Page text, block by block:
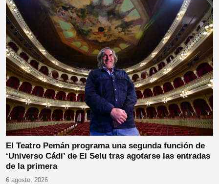
El Teatro Pemán programa una segunda función de
‘Universo Cádi’ de El Selu tras agotarse las entradas
de la primera
6 agosto, 2026